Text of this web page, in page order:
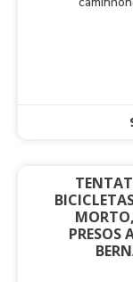
PRESOS